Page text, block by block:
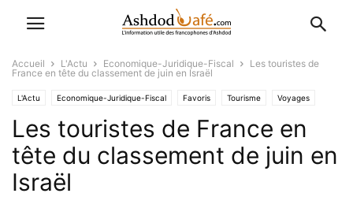
Accueil L'Actu Economique-Juridique-Fiscal
Les touristes de
France en tête du classement de juin en Israël
L'Actu Economique-Juridique-Fiscal Favoris Tourisme Voyages
Les touristes de France en
tête du classement de juin en
Israël